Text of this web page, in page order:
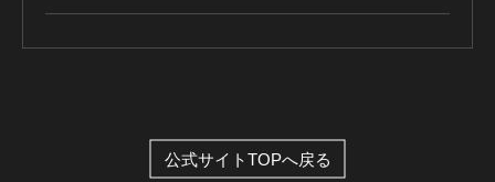
公式サイトTOPへ戻る